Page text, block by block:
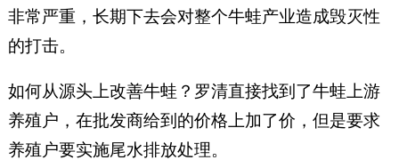
非常严重，长期下去会对整个牛蛙产业造成毁灭性
的打击。
如何从源头上改善牛蛙？罗清直接找到了牛蛙上游
养殖户，在批发商给到的价格上加了价，但是要求
养殖户要实施尾水排放处理。